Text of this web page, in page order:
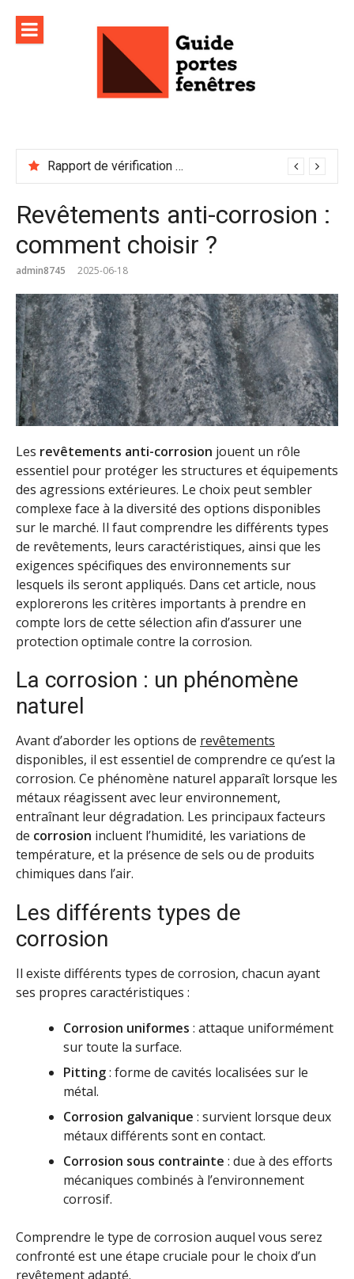
contenu
Rapport de vérification sécurité : à conserver précieusement
Revêtements anti-corrosion :
comment choisir ?
admin8745 2025-06-18
Les revêtements anti-corrosion jouent un rôle
essentiel pour protéger les structures et équipements
des agressions extérieures. Le choix peut sembler
complexe face à la diversité des options disponibles
sur le marché. Il faut comprendre les différents types
de revêtements, leurs caractéristiques, ainsi que les
exigences spécifiques des environnements sur
lesquels ils seront appliqués. Dans cet article, nous
explorerons les critères importants à prendre en
compte lors de cette sélection afin d’assurer une
protection optimale contre la corrosion.
La corrosion : un phénomène
naturel
Avant d’aborder les options de revêtements
disponibles, il est essentiel de comprendre ce qu’est la
corrosion. Ce phénomène naturel apparaît lorsque les
métaux réagissent avec leur environnement,
entraînant leur dégradation. Les principaux facteurs
de corrosion incluent l’humidité, les variations de
température, et la présence de sels ou de produits
chimiques dans l’air.
Les différents types de
corrosion
Il existe différents types de corrosion, chacun ayant
ses propres caractéristiques :
Corrosion uniformes : attaque uniformément
sur toute la surface.
Pitting: forme de cavités localisées sur le
métal.
Corrosion galvanique : survient lorsque deux
métaux différents sont en contact.
Corrosion sous contrainte : due à des efforts
mécaniques combinés à l’environnement
corrosif.
Comprendre le type de corrosion auquel vous serez
confronté est une étape cruciale pour le choix d’un
revêtement adapté.